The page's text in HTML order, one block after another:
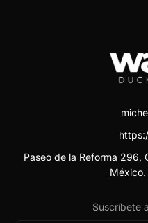
Paseo de la Reforma 296,
Suscríbete